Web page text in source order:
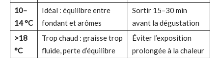
10–
14 °C
Idéal : équilibre entre
fondant et arômes
Sortir 15–30 min
avant la dégustation
>18
°C
Trop chaud : graisse trop
fluide, perte d’équilibre
Éviter l’exposition
prolongée à la chaleur